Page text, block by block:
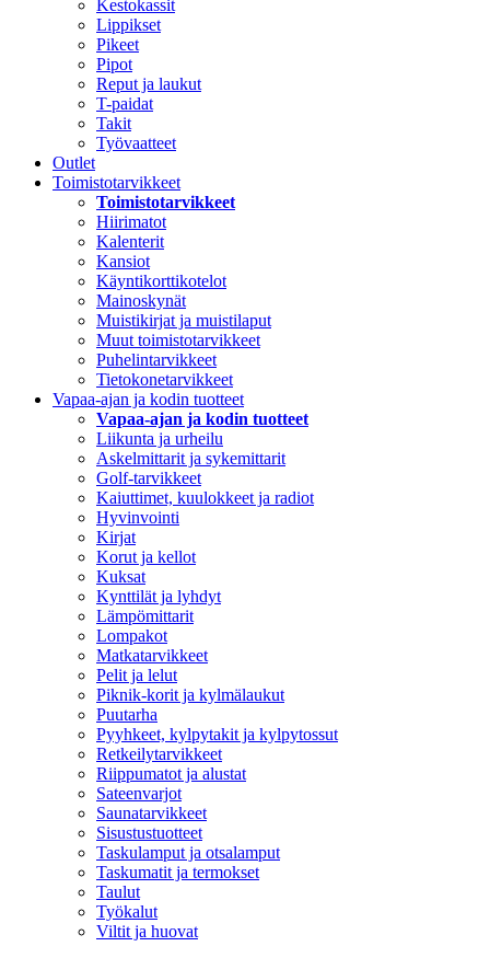
Kestokassit
Lippikset
Pikeet
Pipot
Reput ja laukut
T-paidat
Takit
Työvaatteet
Outlet
Toimistotarvikkeet
Toimistotarvikkeet
Hiirimatot
Kalenterit
Kansiot
Käyntikorttikotelot
Mainoskynät
Muistikirjat ja muistilaput
Muut toimistotarvikkeet
Puhelintarvikkeet
Tietokonetarvikkeet
Vapaa-ajan ja kodin tuotteet
Vapaa-ajan ja kodin tuotteet
Liikunta ja urheilu
Askelmittarit ja sykemittarit
Golf-tarvikkeet
Kaiuttimet, kuulokkeet ja radiot
Hyvinvointi
Kirjat
Korut ja kellot
Kuksat
Kynttilät ja lyhdyt
Lämpömittarit
Lompakot
Matkatarvikkeet
Pelit ja lelut
Piknik-korit ja kylmälaukut
Puutarha
Pyyhkeet, kylpytakit ja kylpytossut
Retkeilytarvikkeet
Riippumatot ja alustat
Sateenvarjot
Saunatarvikkeet
Sisustustuotteet
Taskulamput ja otsalamput
Taskumatit ja termokset
Taulut
Työkalut
Viltit ja huovat